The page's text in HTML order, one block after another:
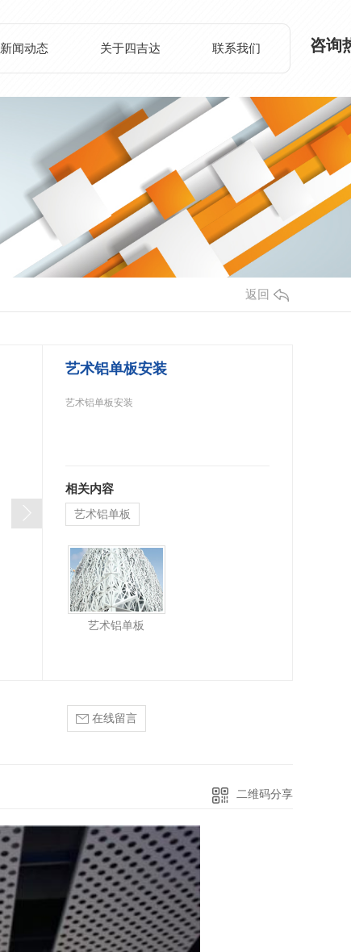
新闻动态 关于四吉达 联系我们 咨询
返回
艺术铝单板安装
艺术铝单板安装
相关内容
艺术铝单板
艺术铝单板
在线留言
二维码分享